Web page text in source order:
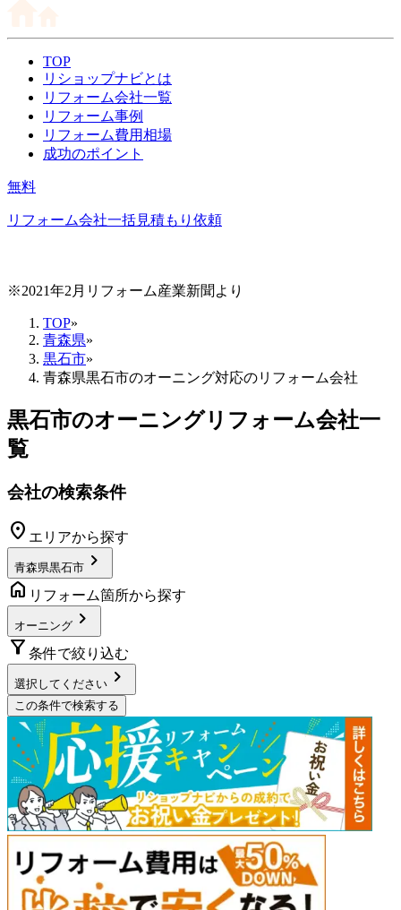
TOP
リショップナビとは
リフォーム会社一覧
リフォーム事例
リフォーム費用相場
成功のポイント
無料
リフォーム会社一括見積もり依頼
※2021年2月リフォーム産業新聞より
TOP»
青森県»
黒石市»
青森県黒石市のオーニング対応のリフォーム会社
黒石市のオーニングリフォーム会社一
覧
会社の検索条件
location_on エリアから探す
青森県黒石市 chevron_right
home リフォーム箇所から探す
オーニング chevron_right
filter_alt 条件で絞り込む
選択してください chevron_right
この条件で検索する